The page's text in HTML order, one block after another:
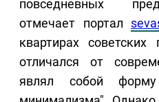
повседневных
отмечает портал
квартирах советских
отличался от
являл собой форму